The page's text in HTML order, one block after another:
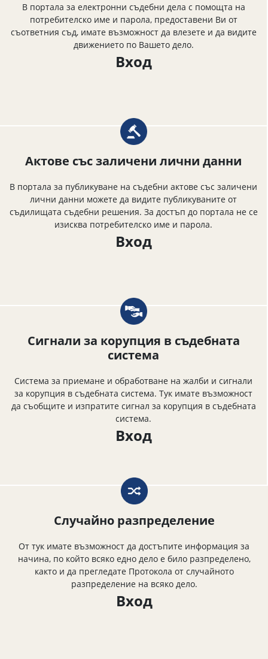
В портала за електронни съдебни дела с помощта на
потребителско име и парола, предоставени Ви от
съответния съд, имате възможност да влезете и да видите
движението по Вашето дело.
Вход
Актове със заличени лични данни
В портала за публикуване на съдебни актове със заличени
лични данни можете да видите публикуваните от
съдилищата съдебни решения. За достъп до портала не се
изисква потребителско име и парола.
Вход
Сигнали за корупция в съдебната
система
Система за приемане и обработване на жалби и сигнали
за корупция в съдебната система. Тук имате възможност
да съобщите и изпратите сигнал за корупция в съдебната
система.
Вход
Случайно разпределение
От тук имате възможност да достъпите информация за
начина, по който всяко едно дело е било разпределено,
както и да прегледате Протокола от случайното
разпределение на всяко дело.
Вход